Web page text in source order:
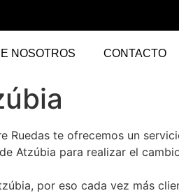
NOSOTROS CONTACTO
te ofrecemos un
Atzúbia para realizar el
por eso cada vez más